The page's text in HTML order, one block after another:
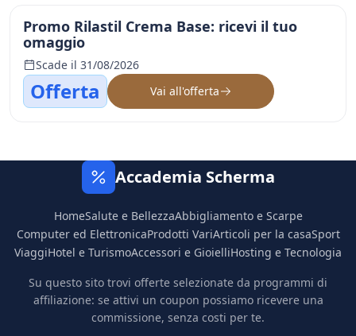
Promo Rilastil Crema Base: ricevi il tuo
omaggio
Scade il 31/08/2026
Offerta Vai all'offerta
Accademia Scherma
HomeSalute e BellezzaAbbigliamento e Scarpe
Computer ed ElettronicaProdotti VariArticoli per la casaSport
ViaggiHotel e TurismoAccessori e GioielliHosting e Tecnologia
Su questo sito trovi offerte selezionate da programmi di
affiliazione: se attivi un coupon possiamo ricevere una
commissione, senza costi per te.